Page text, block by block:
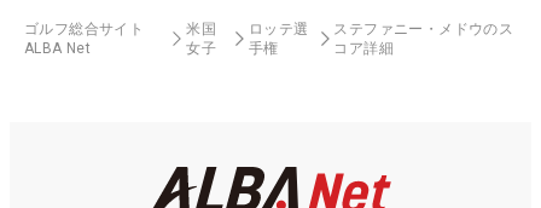
ゴルフ総合サイト
ALBA Net
米国
女子
ロッテ選
手権
ステファニー・メドウのス
コア詳細